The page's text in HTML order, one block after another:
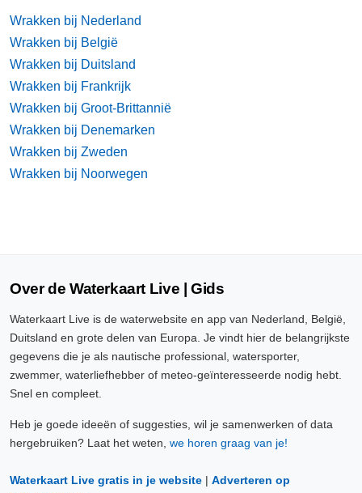
Wrakken bij Nederland
Wrakken bij België
Wrakken bij Duitsland
Wrakken bij Frankrijk
Wrakken bij Groot-Brittannië
Wrakken bij Denemarken
Wrakken bij Zweden
Wrakken bij Noorwegen
Over de Waterkaart Live | Gids
Waterkaart Live is de waterwebsite en app van Nederland, België,
Duitsland en grote delen van Europa. Je vindt hier de belangrijkste
gegevens die je als nautische professional, watersporter,
zwemmer, waterliefhebber of meteo-geïnteresseerde nodig hebt.
Snel en compleet.
Heb je goede ideeën of suggesties, wil je samenwerken of data
hergebruiken? Laat het weten, we horen graag van je!
Waterkaart Live gratis in je website | Adverteren op